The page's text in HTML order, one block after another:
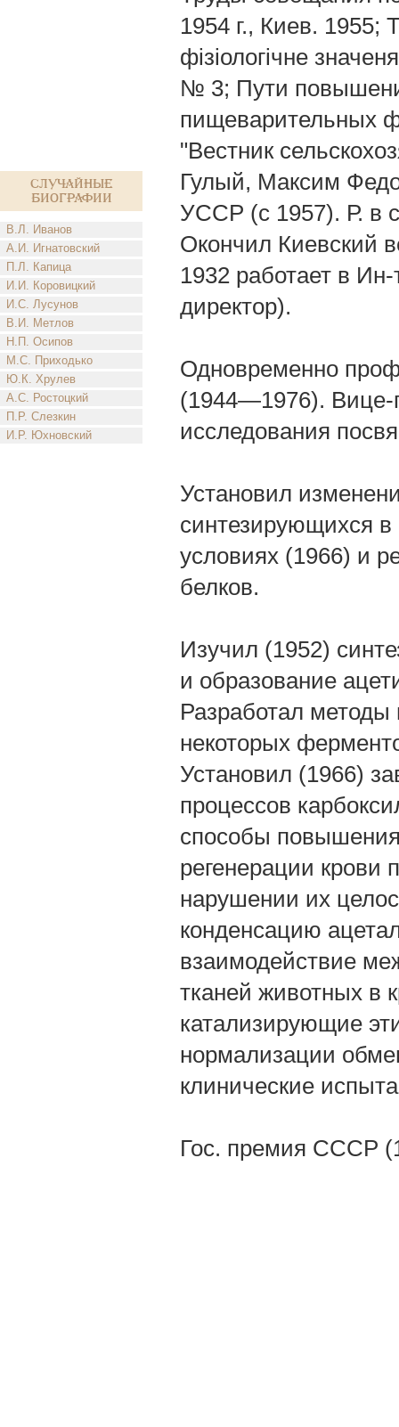
Случайные
биографии
В.Л. Иванов
А.И. Игнатовский
П.Л. Капица
И.И. Коровицкий
И.С. Лусунов
В.И. Метлов
Н.П. Осипов
М.С. Приходько
Ю.К. Хрулев
А.С. Ростоцкий
П.Р. Слезкин
И.Р. Юхновский
1954 г., Киев. 1955;
фізіологічне
№ 3; Пути
пищеварительных
"Вестник
Гулый, Максим
УССР (с 1957). Р. в
Окончил Киевский
1932 работает в
директор).
Одновременно
(1944—1976).
исследования
Установил
синтезирующихся в
условиях (1966) и
белков.
Изучил (1952)
и образование
Разработал
некоторых
Установил (1966)
процессов
способы
регенерации крови
нарушении их
конденсацию
взаимодействие
тканей животных в
катализирующие
нормализации
клинические
Гос. премия СССР